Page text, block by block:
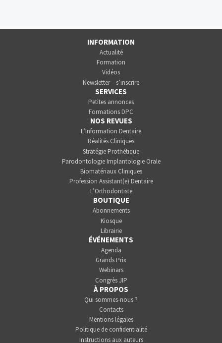
INFORMATION
Actualité
Formation
Vidéos
Newsletter – s’inscrire
SERVICES
Petites annonces
Formations DPC
NOS REVUES
L’Information Dentaire
Réalités Cliniques
Stratégie Prothétique
Parodontologie Implantologie Orale
Biomatériaux Cliniques
Profession Assistant(e) Dentaire
L’Orthodontiste
BOUTIQUE
Abonnements
Kiosque
Librairie
ÉVÉNEMENTS
Agenda
Grands Prix
Webinars
Congrès JIP
À PROPOS
Qui sommes-nous ?
Contacts
Mentions légales
Politique de confidentialité
Instructions aux auteurs